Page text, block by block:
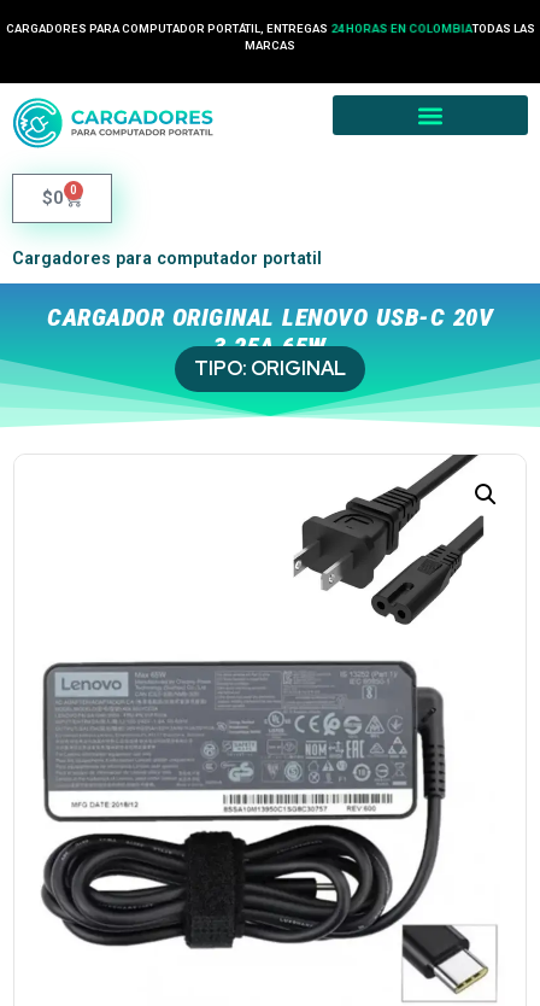
CARGADORES PARA COMPUTADOR PORTÁTIL, ENTREGAS 24 HORAS EN COLOMBIATODAS LAS
MARCAS
$0 0
Cargadores para computador portatil
CARGADOR ORIGINAL LENOVO USB-C 20V
3.25A 65W
TIPO: ORIGINAL